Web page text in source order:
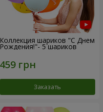
Коллекция шариков "С Днем
Рождения!"- 5 шариков
Заказать